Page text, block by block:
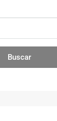
Buscar